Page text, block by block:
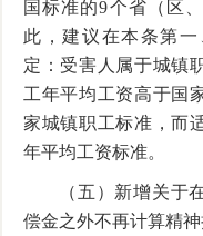
国标准的9个省（区
此，建议在本条第
定：受害人属于城镇
工年平均工资高于国
家城镇职工标准，而
年平均工资标准。
（五）新增关于
偿金之外不再计算精神